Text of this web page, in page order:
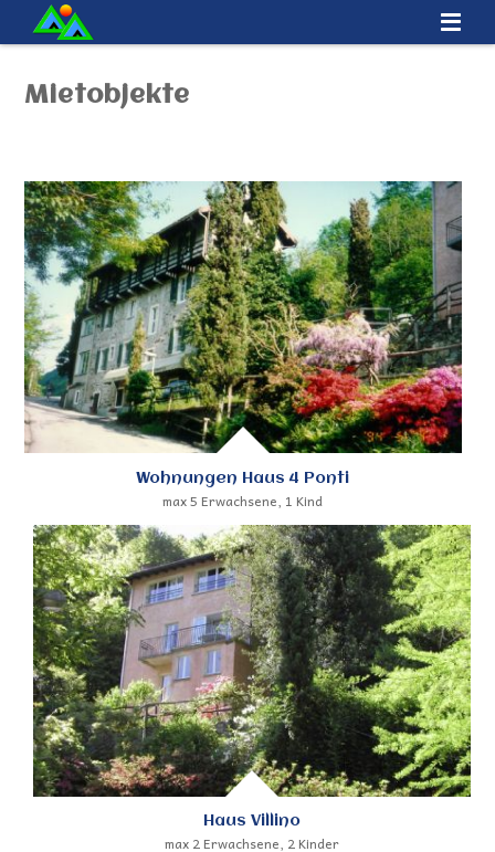
Mietobjekte
Wohnungen Haus 4 Ponti
max 5 Erwachsene, 1 Kind
Haus Villino
max 2 Erwachsene, 2 Kinder